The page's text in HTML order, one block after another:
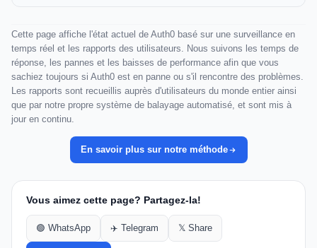
Cette page affiche l'état actuel de Auth0 basé sur une surveillance en
temps réel et les rapports des utilisateurs. Nous suivons les temps de
réponse, les pannes et les baisses de performance afin que vous
sachiez toujours si Auth0 est en panne ou s'il rencontre des problèmes.
Les rapports sont recueillis auprès d'utilisateurs du monde entier ainsi
que par notre propre système de balayage automatisé, et sont mis à
jour en continu.
En savoir plus sur notre méthode
Vous aimez cette page? Partagez-la!
🟢 WhatsApp ✈️ Telegram 𝕏 Share